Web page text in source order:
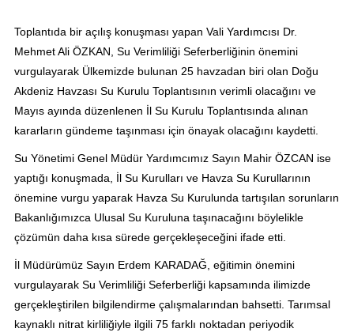
Toplantıda bir açılış konuşması yapan Vali Yardımcısı Dr.
Mehmet Ali ÖZKAN, Su Verimliliği Seferberliğinin önemini
vurgulayarak Ülkemizde bulunan 25 havzadan biri olan Doğu
Akdeniz Havzası Su Kurulu Toplantısının verimli olacağını ve
Mayıs ayında düzenlenen İl Su Kurulu Toplantısında alınan
kararların gündeme taşınması için önayak olacağını kaydetti.
Su Yönetimi Genel Müdür Yardımcımız Sayın Mahir ÖZCAN ise
yaptığı konuşmada, İl Su Kurulları ve Havza Su Kurullarının
önemine vurgu yaparak Havza Su Kurulunda tartışılan sorunların
Bakanlığımızca Ulusal Su Kuruluna taşınacağını böylelikle
çözümün daha kısa sürede gerçekleşeceğini ifade etti.
İl Müdürümüz Sayın Erdem KARADAĞ, eğitimin önemini
vurgulayarak Su Verimliliği Seferberliği kapsamında ilimizde
gerçekleştirilen bilgilendirme çalışmalarından bahsetti. Tarımsal
kaynaklı nitrat kirliliğiyle ilgili 75 farklı noktadan periyodik